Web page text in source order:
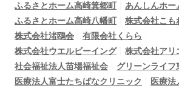
ふるさとホーム高崎箕郷町
あんしんホー
ふるさとホーム高崎八幡町
株式会社こも
株式会社渚鴎会
有限会社くらら
株式会社ウエルビーイング
株式会社アリ
社会福祉法人苗場福祉会
グリーンライ
医療法人富士たちばなクリニック
医療法